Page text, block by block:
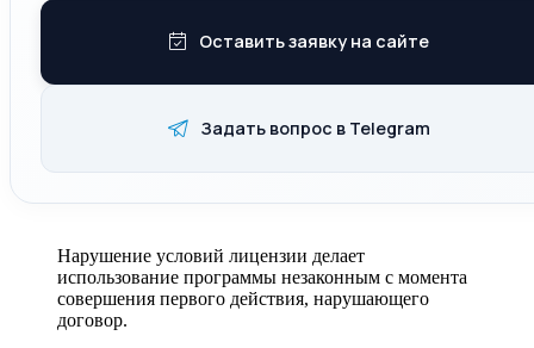
Оставить заявку на сайте
Задать вопрос в Telegram
Нарушение условий лицензии делает
использование программы незаконным с момента
совершения первого действия, нарушающего
договор.